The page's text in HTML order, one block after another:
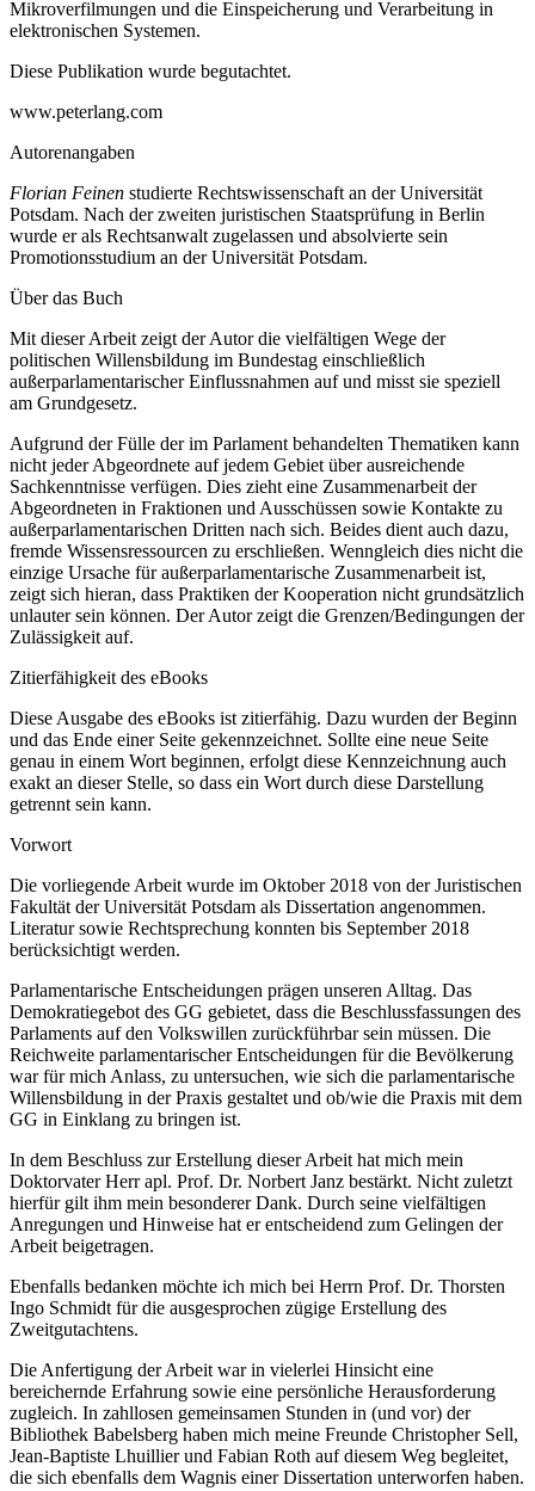
Mikroverfilmungen und die Einspeicherung und Verarbeitung in
elektronischen Systemen.
Diese Publikation wurde begutachtet.
www.peterlang.com
Autorenangaben
Florian Feinen studierte Rechtswissenschaft an der Universität
Potsdam. Nach der zweiten juristischen Staatsprüfung in Berlin
wurde er als Rechtsanwalt zugelassen und absolvierte sein
Promotionsstudium an der Universität Potsdam.
Über das Buch
Mit dieser Arbeit zeigt der Autor die vielfältigen Wege der
politischen Willensbildung im Bundestag einschließlich
außerparlamentarischer Einflussnahmen auf und misst sie speziell
am Grundgesetz.
Aufgrund der Fülle der im Parlament behandelten Thematiken kann
nicht jeder Abgeordnete auf jedem Gebiet über ausreichende
Sachkenntnisse verfügen. Dies zieht eine Zusammenarbeit der
Abgeordneten in Fraktionen und Ausschüssen sowie Kontakte zu
außerparlamentarischen Dritten nach sich. Beides dient auch dazu,
fremde Wissensressourcen zu erschließen. Wenngleich dies nicht die
einzige Ursache für außerparlamentarische Zusammenarbeit ist,
zeigt sich hieran, dass Praktiken der Kooperation nicht grundsätzlich
unlauter sein können. Der Autor zeigt die Grenzen/Bedingungen der
Zulässigkeit auf.
Zitierfähigkeit des eBooks
Diese Ausgabe des eBooks ist zitierfähig. Dazu wurden der Beginn
und das Ende einer Seite gekennzeichnet. Sollte eine neue Seite
genau in einem Wort beginnen, erfolgt diese Kennzeichnung auch
exakt an dieser Stelle, so dass ein Wort durch diese Darstellung
getrennt sein kann.
Vorwort
Die vorliegende Arbeit wurde im Oktober 2018 von der Juristischen
Fakultät der Universität Potsdam als Dissertation angenommen.
Literatur sowie Rechtsprechung konnten bis September 2018
berücksichtigt werden.
Parlamentarische Entscheidungen prägen unseren Alltag. Das
Demokratiegebot des GG gebietet, dass die Beschlussfassungen des
Parlaments auf den Volkswillen zurückführbar sein müssen. Die
Reichweite parlamentarischer Entscheidungen für die Bevölkerung
war für mich Anlass, zu untersuchen, wie sich die parlamentarische
Willensbildung in der Praxis gestaltet und ob/wie die Praxis mit dem
GG in Einklang zu bringen ist.
In dem Beschluss zur Erstellung dieser Arbeit hat mich mein
Doktorvater Herr apl. Prof. Dr. Norbert Janz bestärkt. Nicht zuletzt
hierfür gilt ihm mein besonderer Dank. Durch seine vielfältigen
Anregungen und Hinweise hat er entscheidend zum Gelingen der
Arbeit beigetragen.
Ebenfalls bedanken möchte ich mich bei Herrn Prof. Dr. Thorsten
Ingo Schmidt für die ausgesprochen zügige Erstellung des
Zweitgutachtens.
Die Anfertigung der Arbeit war in vielerlei Hinsicht eine
bereichernde Erfahrung sowie eine persönliche Herausforderung
zugleich. In zahllosen gemeinsamen Stunden in (und vor) der
Bibliothek Babelsberg haben mich meine Freunde Christopher Sell,
Jean-Baptiste Lhuillier und Fabian Roth auf diesem Weg begleitet,
die sich ebenfalls dem Wagnis einer Dissertation unterworfen haben.